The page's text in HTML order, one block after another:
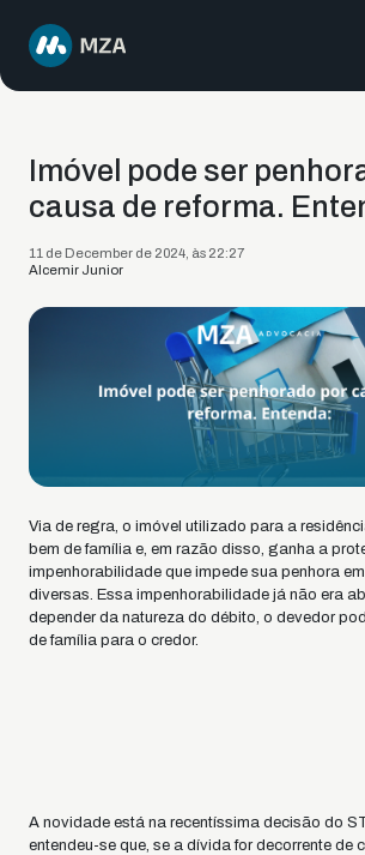
Imóvel pode ser
causa de reforma.
11 de December de 2024, às 22:27
Alcemir Junior
Via de regra, o imóvel utilizado para a
bem de família e, em razão disso, ganha a
impenhorabilidade que impede sua penhora
diversas. Essa impenhorabilidade já não era
depender da natureza do débito, o devedor
de família para o credor.
A novidade está na recentíssima decisão do
entendeu-se que, se a dívida for decorrente de